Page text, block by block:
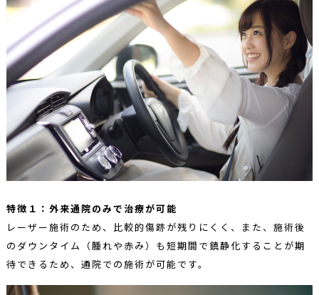
特徴１：外来通院のみで治療が可能
レーザー施術のため、比較的傷跡が残りにくく、また、施術後
のダウンタイム（腫れや赤み）も短期間で鎮静化することが期
待できるため、通院での施術が可能です。